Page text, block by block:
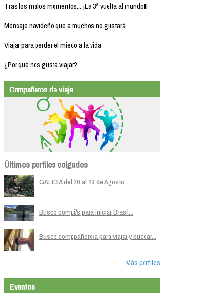
Tras los malos momentos... ¡La 3ª vuelta al mundo!!!
Mensaje navideño que a muchos no gustará
Viajar para perder el miedo a la vida
¿Por qué nos gusta viajar?
Compañeros de viaje
Últimos perfiles colgados
GALICIA del 20 al 23 de Agosto...
Busco compi/s para iniciar Brasil...
Busco comppañero/a para viajar y bucear...
Más perfiles
Eventos